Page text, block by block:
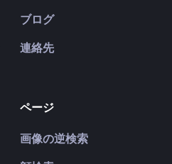
ブログ
連絡先
ページ
画像の逆検索